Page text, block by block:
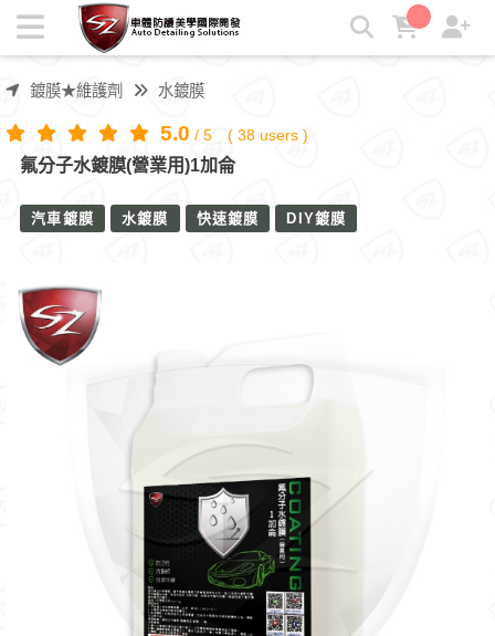
氟分子水鍍膜(營業用)1加侖 | SZ車體防護
鍍膜★維護劑 水鍍膜
5.0 / 5 ( 38 users )
氟分子水鍍膜(營業用)1加侖
汽車鍍膜 水鍍膜 快速鍍膜 DIY鍍膜